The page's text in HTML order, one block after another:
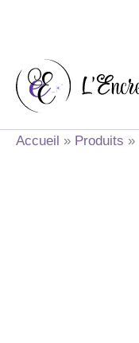
contenu
Accueil Produits